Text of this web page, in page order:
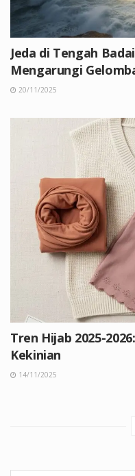
Jeda di Tengah
Mengarungi
20/11/2025
Tren Hijab 2025-
Kekinian
14/11/2025